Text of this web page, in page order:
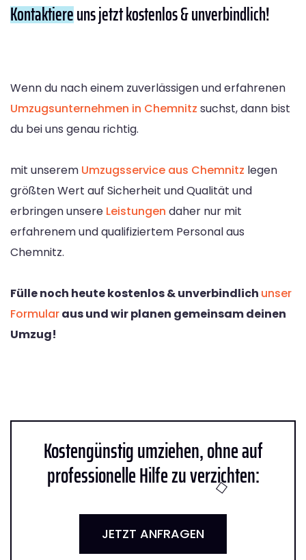
Kontaktiereuns jetzt kostenlos & unverbindlich!
Wenn du nach einem zuverlässigen und erfahrenen
Umzugsunternehmen in Chemnitz suchst, dann bist
du bei uns genau richtig.
mit unserem Umzugsservice aus Chemnitz legen
größten Wert auf Sicherheit und Qualität und
erbringen unsere Leistungen daher nur mit
erfahrenem und qualifiziertem Personal aus
Chemnitz.
Fülle noch heute kostenlos & unverbindlich unser
Formularaus und wir planen gemeinsam deinen
Umzug!
Kostengünstig umziehen, ohne auf
professionelle Hilfe zu verzichten:
JETZT ANFRAGEN